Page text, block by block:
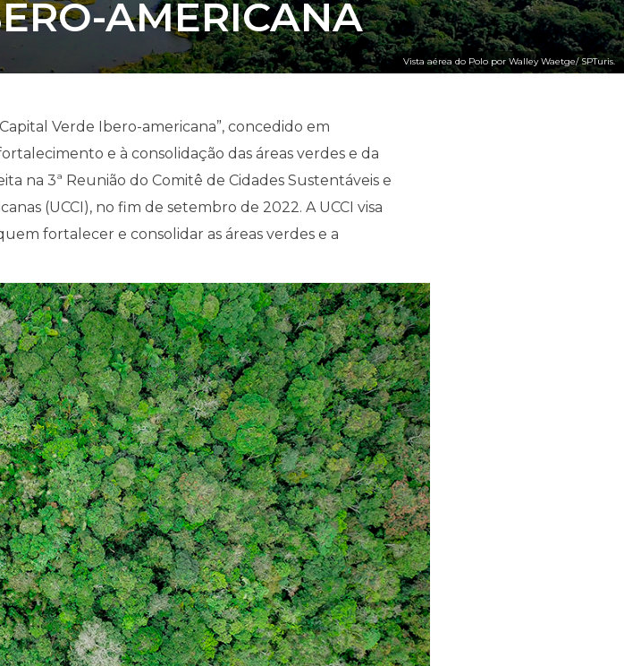
Vista aérea do Polo por Walley Waetge/ SPTuris.
AMERICANA
Verde Ibero-americana”, concedido em
e à consolidação das áreas verdes e da
na 3ª Reunião do Comitê de Cidades Sustentáveis e
(UCCI), no fim de setembro de 2022. A UCCI visa
fortalecer e consolidar as áreas verdes e a